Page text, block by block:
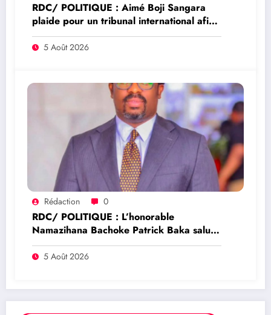
RDC/ POLITIQUE : Aimé Boji Sangara
plaide pour un tribunal international afin
de rendre justice aux victimes des conflits
en RDC
5 Août 2026
Rédaction 0
RDC/ POLITIQUE : L’honorable
Namazihana Bachoke Patrick Baka salue
la suspension de l’arrêté interministériel
sur l’économie numérique
5 Août 2026